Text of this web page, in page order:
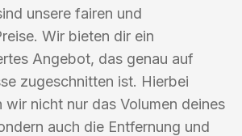
unsere fairen und
Wir bieten dir ein
Angebot, das genau auf
zugeschnitten ist. Hierbei
wir nicht nur das Volumen deines
auch die Entfernung und